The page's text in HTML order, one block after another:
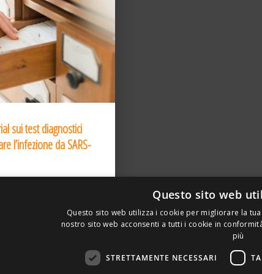
sui test diagnostici
l’infezione da SARS-
Questo sito web
Questo sito web utilizza i cookie per migliorare la
nostro sito web acconsenti a tutti i cookie in
più
STRETTAMENTE NECESSARI